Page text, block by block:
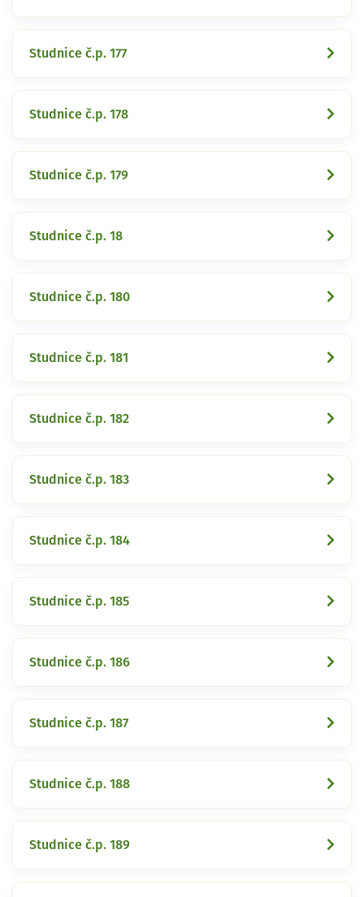
Studnice č.p. 177
Studnice č.p. 178
Studnice č.p. 179
Studnice č.p. 18
Studnice č.p. 180
Studnice č.p. 181
Studnice č.p. 182
Studnice č.p. 183
Studnice č.p. 184
Studnice č.p. 185
Studnice č.p. 186
Studnice č.p. 187
Studnice č.p. 188
Studnice č.p. 189